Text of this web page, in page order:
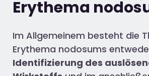
Erythema
Im Allgemeinem besteht die
Erythema nodosums
Identifizierung des